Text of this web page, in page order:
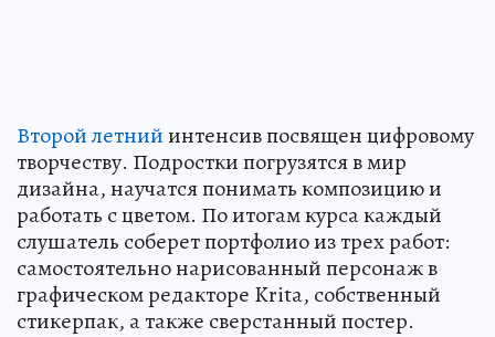
Второй летнийинтенсив посвящен цифровому
творчеству. Подростки погрузятся в мир
дизайна, научатся понимать композицию и
работать с цветом. По итогам курса каждый
слушатель соберет портфолио из трех работ:
самостоятельно нарисованный персонаж в
графическом редакторе Krita, собственный
стикерпак, а также сверстанный постер.